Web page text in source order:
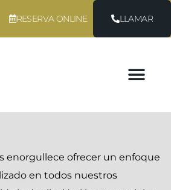
RESERVA ONLINE LLAMAR
enorgullece ofrecer un enfoque
en todos nuestros